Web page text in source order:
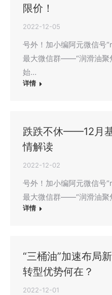
限价！
2022-12-05
号外！加小编阿元微信号
最大微信群——“润滑油聚
始…
详情
跌跌不休——12月
情解读
2022-12-02
号外！加小编阿元微信号
最大微信群——“润滑油聚
详情
“三桶油”加速布局
转型优势何在？
2022-12-01